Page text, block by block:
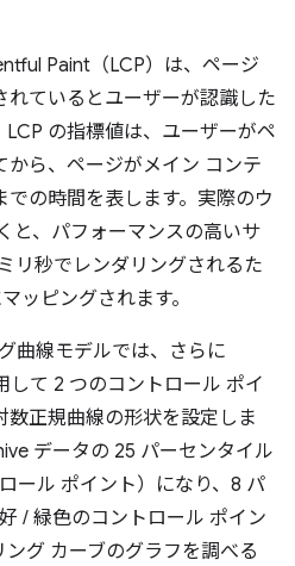
Paint（LCP）は、ページ
れているとユーザーが認識した
の指標値は、ユーザーがペ
から、ページがメイン コンテ
の時間を表します。実際のウ
と、パフォーマンスの高いサ
リ秒でレンダリングされるた
ッピングされます。
曲線モデルでは、さらに
して 2 つのコントロール ポイ
数正規曲線の形状を設定しま
データの 25 パーセンタイル
ール ポイント）になり、8 パ
/ 緑色のコントロール ポイン
ング カーブのグラフを調べる